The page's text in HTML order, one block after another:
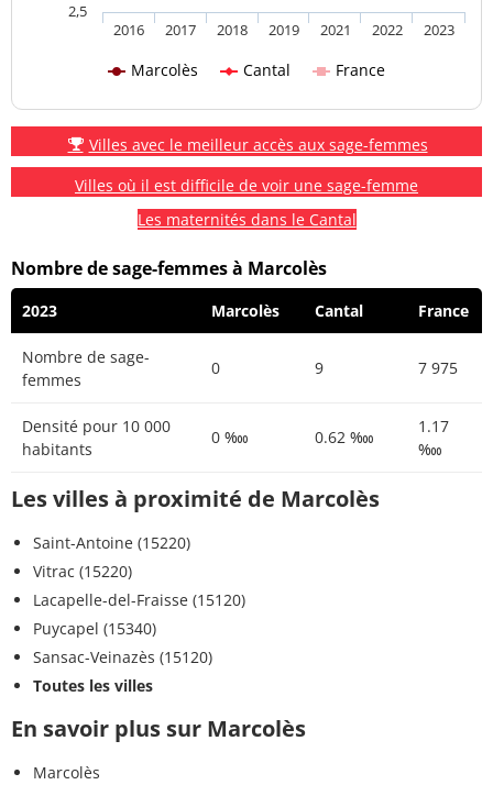
Marcolès Cantal France
2016 2017 2018 2019 2021 2022 2023
2,5
Villes avec le meilleur accès aux sage-femmes
Villes où il est difficile de voir une sage-femme
Les maternités dans le Cantal
Nombre de sage-femmes à Marcolès
2023 Marcolès Cantal France
Nombre de sage-
femmes
0 9 7 975
Densité pour 10 000
habitants
0 ‱ 0.62 ‱
1.17
‱
Les villes à proximité de Marcolès
Saint-Antoine (15220)
Vitrac (15220)
Lacapelle-del-Fraisse (15120)
Puycapel (15340)
Sansac-Veinazès (15120)
Toutes les villes
En savoir plus sur Marcolès
Marcolès